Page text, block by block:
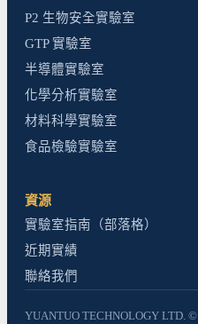
P2 生物安全實驗室
GTP 實驗室
半導體實驗室
化學分析實驗室
材料科學實驗室
食品檢驗實驗室
資源
實驗室指南（部落格）
近期實績
聯絡我們
YUANTUO TECHNOLOGY LTD.